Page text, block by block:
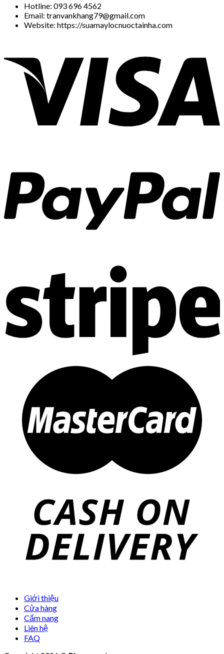
Hotline: 093 696 4562
Email: tranvankhang79@gmail.com
Website: https://suamaylocnuoctainha.com
Giới thiệu
Cửa hàng
Cẩm nang
Liên hệ
FAQ